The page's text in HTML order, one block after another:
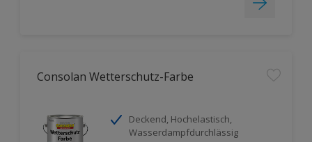
Consolan Wetterschutz-Farbe
Deckend, Hochelastisch,
Wasserdampfdurchlässig